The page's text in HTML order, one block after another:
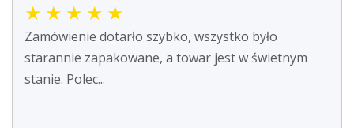
★ ★ ★ ★ ★
Zamówienie dotarło szybko, wszystko było
starannie zapakowane, a towar jest w świetnym
stanie. Polec...